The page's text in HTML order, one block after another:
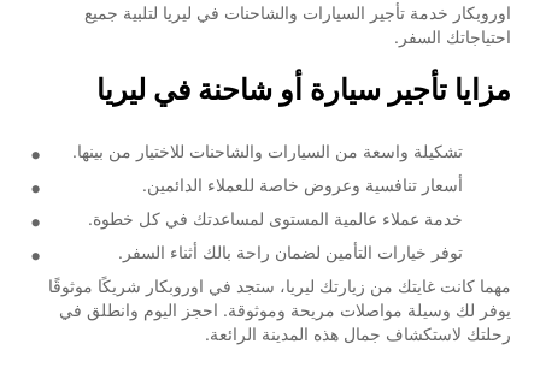
اوروبكار خدمة تأجير السيارات والشاحنات في ليريا لتلبية جميع
احتياجاتك السفر.
مزايا تأجير سيارة أو شاحنة في ليريا
تشكيلة واسعة من السيارات والشاحنات للاختيار من بينها.
أسعار تنافسية وعروض خاصة للعملاء الدائمين.
خدمة عملاء عالمية المستوى لمساعدتك في كل خطوة.
توفر خيارات التأمين لضمان راحة بالك أثناء السفر.
مهما كانت غايتك من زيارتك ليريا، ستجد في اوروبكار شريكًا موثوقًا
يوفر لك وسيلة مواصلات مريحة وموثوقة. احجز اليوم وانطلق في
رحلتك لاستكشاف جمال هذه المدينة الرائعة.